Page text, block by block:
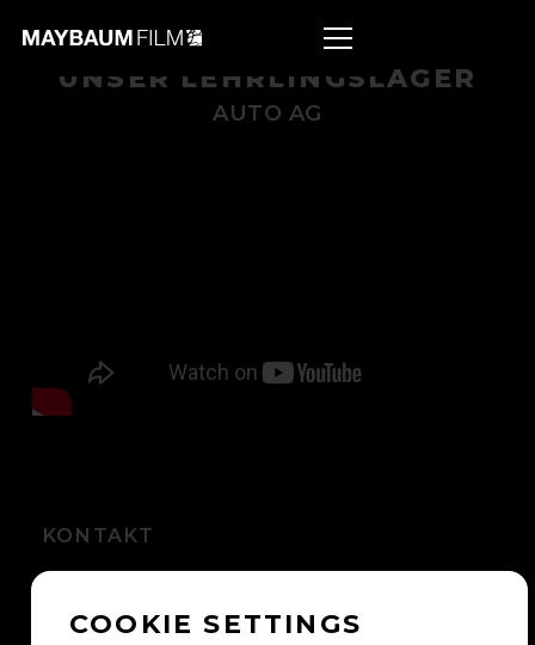
UNSER LEHRLINGSLAGER
AUTO AG
KONTAKT
kontakt@maybaum.ch
COOKIE SETTINGS